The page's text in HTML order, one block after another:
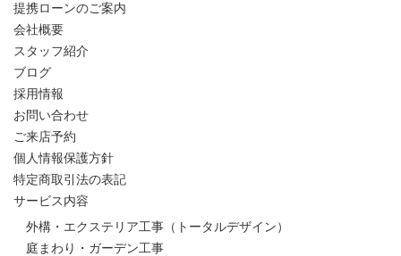
提携ローンのご案内
会社概要
スタッフ紹介
ブログ
採用情報
お問い合わせ
ご来店予約
個人情報保護方針
特定商取引法の表記
サービス内容
外構・エクステリア工事（トータルデザイン）
庭まわり・ガーデン工事